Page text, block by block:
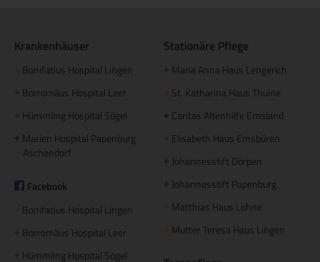
Krankenhäuser
+ Bonifatius Hospital Lingen
+ Borromäus Hospital Leer
+ Hümmling Hospital Sögel
+ Marien Hospital Papenburg
Aschendorf
Facebook
+ Bonifatius Hospital Lingen
+ Borromäus Hospital Leer
+ Hümmling Hospital Sögel
Stationäre Pflege
+ Maria Anna Haus Lengerich
+ St. Katharina Haus Thuine
+ Caritas Altenhilfe Emsland
Elisabeth Haus Emsbüren
+ Johannesstift Dörpen
+ Johannesstift Papenburg
+ Matthias Haus Lohne
+ Mutter Teresa Haus Lingen